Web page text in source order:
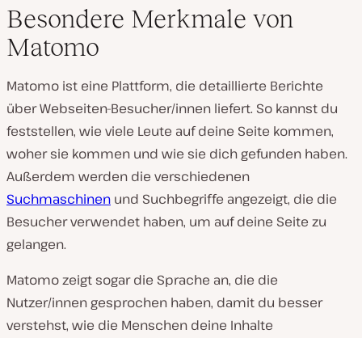
Besondere Merkmale von
Matomo
Matomo ist eine Plattform, die detaillierte Berichte
über Webseiten-Besucher/innen liefert. So kannst du
feststellen, wie viele Leute auf deine Seite kommen,
woher sie kommen und wie sie dich gefunden haben.
Außerdem werden die verschiedenen
Suchmaschinen und Suchbegriffe angezeigt, die die
Besucher verwendet haben, um auf deine Seite zu
gelangen.
Matomo zeigt sogar die Sprache an, die die
Nutzer/innen gesprochen haben, damit du besser
verstehst, wie die Menschen deine Inhalte